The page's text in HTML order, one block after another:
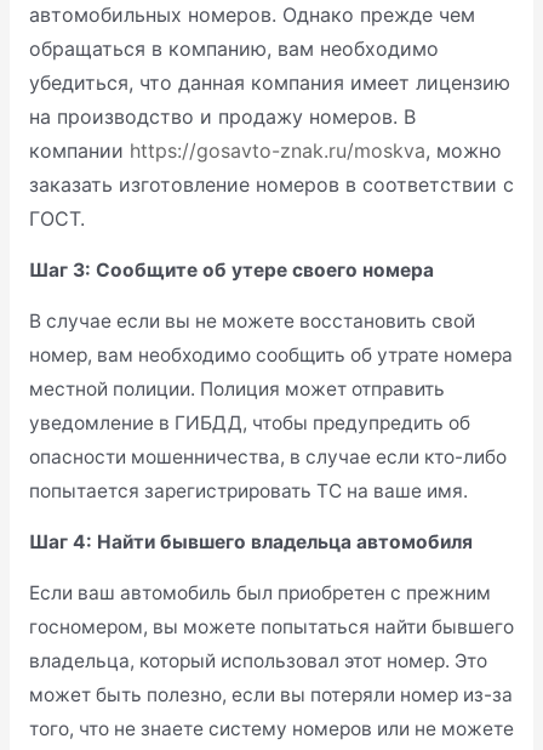
автомобильных номеров. Однако прежде чем
обращаться в компанию, вам необходимо
убедиться, что данная компания имеет лицензию
на производство и продажу номеров. В
компании https://gosavto-znak.ru/moskva, можно
заказать изготовление номеров в соответствии с
ГОСТ.
Шаг 3: Сообщите об утере своего номера
В случае если вы не можете восстановить свой
номер, вам необходимо сообщить об утрате номера
местной полиции. Полиция может отправить
уведомление в ГИБДД, чтобы предупредить об
опасности мошенничества, в случае если кто-либо
попытается зарегистрировать ТС на ваше имя.
Шаг 4: Найти бывшего владельца автомобиля
Если ваш автомобиль был приобретен с прежним
госномером, вы можете попытаться найти бывшего
владельца, который использовал этот номер. Это
может быть полезно, если вы потеряли номер из-за
того, что не знаете систему номеров или не можете